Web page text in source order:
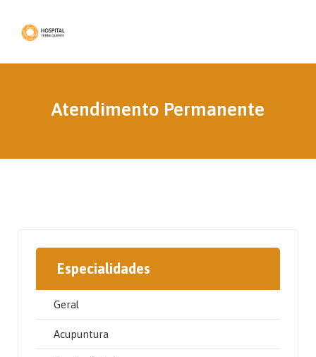
Atendimento Permanente
Especialidades
Geral
Acupuntura